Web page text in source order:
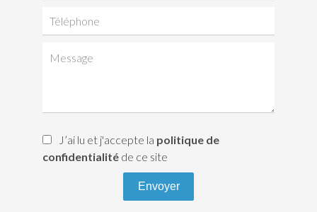
J’ai lu et j'accepte la politique de
confidentialité de ce site
Envoyer